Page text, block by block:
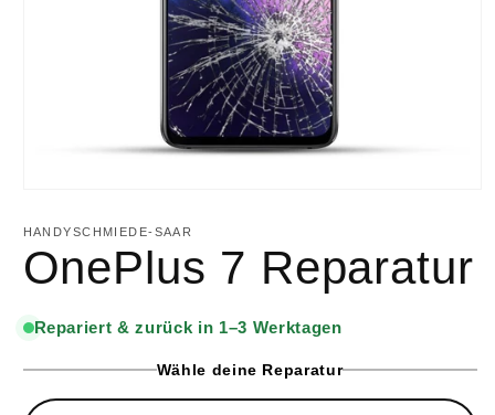
HANDYSCHMIEDE-SAAR
OnePlus 7 Reparatur
Repariert & zurück in 1–3 Werktagen
Wähle deine Reparatur